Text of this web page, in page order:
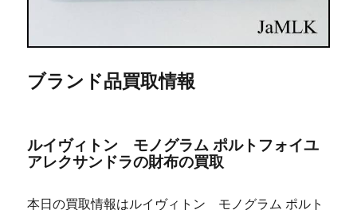
ブランド品買取情報
ルイヴィトン モノグラム ポルトフォイユ
アレクサンドラの財布の買取
本日の買取情報はルイヴィトン モノグラム ポルト